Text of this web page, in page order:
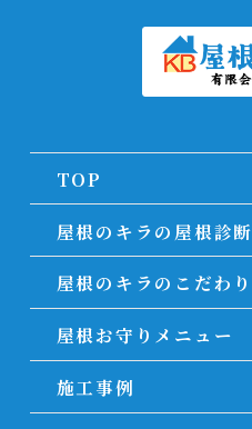
TOP
屋根のキラの屋根診断
屋根のキラのこだわり
屋根お守りメニュー
施工事例